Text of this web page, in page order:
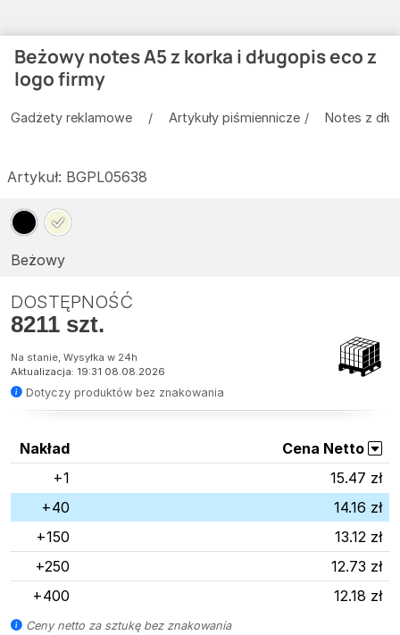
Beżowy notes A5 z korka i długopis eco z
logo firmy
Gadżety reklamowe Artykuły piśmiennicze Notes z
Artykuł: BGPL05638
Beżowy
DOSTĘPNOŚĆ
8211 szt.
Na stanie, Wysyłka w 24h
Aktualizacja: 19:31 08.08.2026
Dotyczy produktów bez znakowania
Nakład
Cena Netto
+1
15.47 zł
+40
14.16 zł
+150
13.12 zł
+250
12.73 zł
+400
12.18 zł
Ceny netto za sztukę bez znakowania